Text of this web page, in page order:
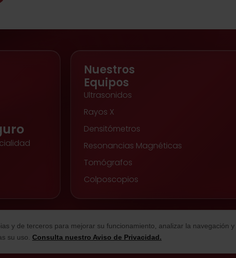
Nuestros
Equipos
Ultrasonidos
Rayos X
Densitómetros
Resonancias Magnéticas
Tomógrafos
Colposcopios
© 2026 Beyond Medical Meguro.
y de terceros para mejorar su funcionamiento, analizar la navegación
su uso. Consulta nuestro Aviso de Privacidad.